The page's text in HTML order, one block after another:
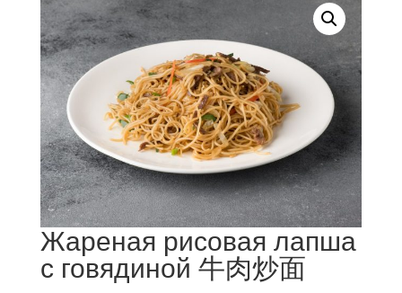
Жареная рисовая лапша
с говядиной 牛肉炒面